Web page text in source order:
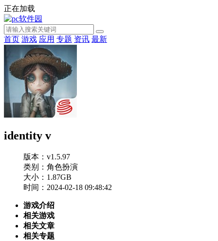
正在加载
首页 游戏 应用 专题 资讯 最新
identity v
版本：v1.5.97
类别：角色扮演
大小：1.87GB
时间：2024-02-18 09:48:42
游戏介绍
相关游戏
相关文章
相关专题